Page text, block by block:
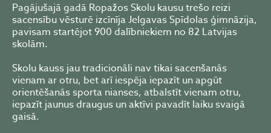
Pagājušajā gadā Ropažos Skolu kausu trešo reizi
sacensību vēsturē izcīnīja Jelgavas Spīdolas ģimnāzija,
pavisam startējot 900 dalībniekiem no 82 Latvijas
skolām.
Skolu kauss jau tradicionāli nav tikai sacenšanās
vienam ar otru, bet arī iespēja iepazīt un apgūt
orientēšanās sporta nianses, atbalstīt vienam otru,
iepazīt jaunus draugus un aktīvi pavadīt laiku svaigā
gaisā.